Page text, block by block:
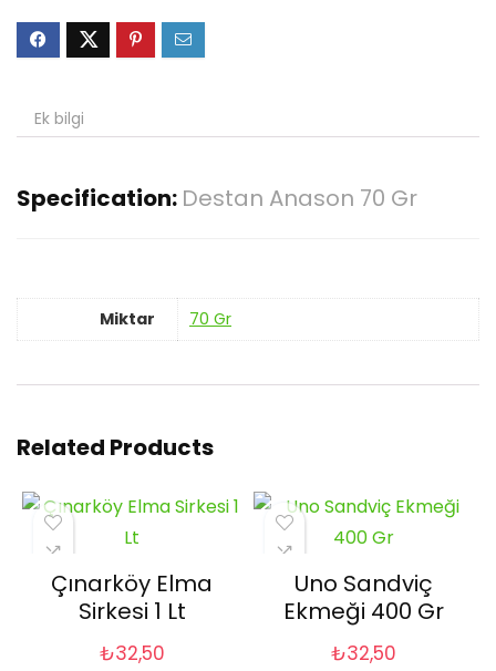
Ek bilgi
Specification: Destan Anason 70 Gr
Miktar 70 Gr
Related Products
Çınarköy Elma
Sirkesi 1 Lt
₺32,50
Uno Sandviç
Ekmeği 400 Gr
₺32,50